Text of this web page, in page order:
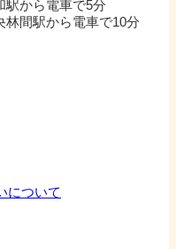
について
駅から電車で5分
林間駅から電車で10分